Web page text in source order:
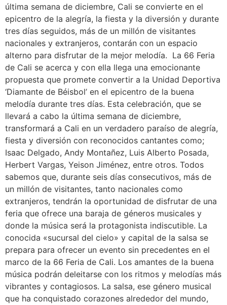
última semana de diciembre, Cali se convierte en el
epicentro de la alegría, la fiesta y la diversión y durante
tres días seguidos, más de un millón de visitantes
nacionales y extranjeros, contarán con un espacio
alterno para disfrutar de la mejor melodía. La 66 Feria
de Cali se acerca y con ella llega una emocionante
propuesta que promete convertir a la Unidad Deportiva
‘Diamante de Béisbol’ en el epicentro de la buena
melodía durante tres días. Esta celebración, que se
llevará a cabo la última semana de diciembre,
transformará a Cali en un verdadero paraíso de alegría,
fiesta y diversión con reconocidos cantantes como;
Isaac Delgado, Andy Montañez, Luis Alberto Posada,
Herbert Vargas, Yeison Jiménez, entre otros. Todos
sabemos que, durante seis días consecutivos, más de
un millón de visitantes, tanto nacionales como
extranjeros, tendrán la oportunidad de disfrutar de una
feria que ofrece una baraja de géneros musicales y
donde la música será la protagonista indiscutible. La
conocida «sucursal del cielo» y capital de la salsa se
prepara para ofrecer un evento sin precedentes en el
marco de la 66 Feria de Cali. Los amantes de la buena
música podrán deleitarse con los ritmos y melodías más
vibrantes y contagiosos. La salsa, ese género musical
que ha conquistado corazones alrededor del mundo,